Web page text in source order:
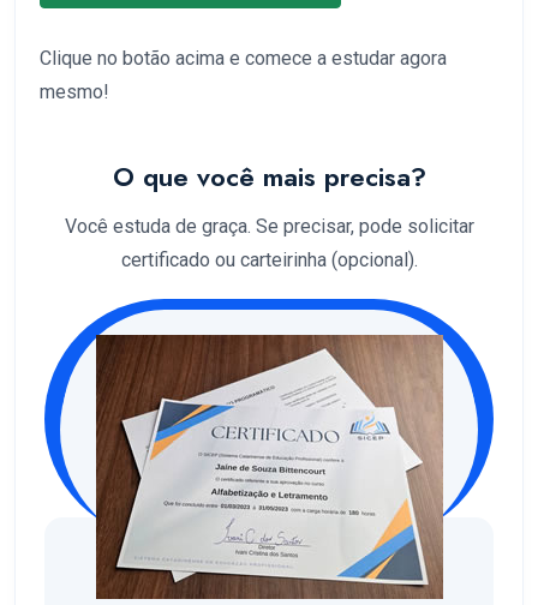
Clique no botão acima e comece a estudar agora
mesmo!
O que você mais precisa?
Você estuda de graça. Se precisar, pode solicitar
certificado ou carteirinha (opcional).